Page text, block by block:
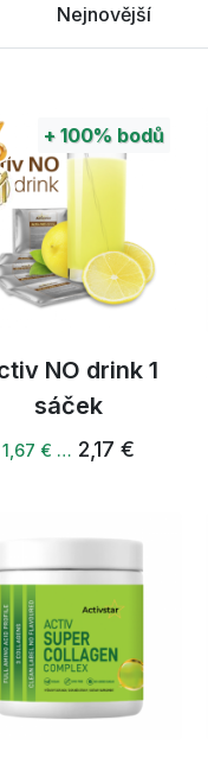
Nejnovější
+100% bodů
NO drink 1
sáček
1,67 € … 2,17 €